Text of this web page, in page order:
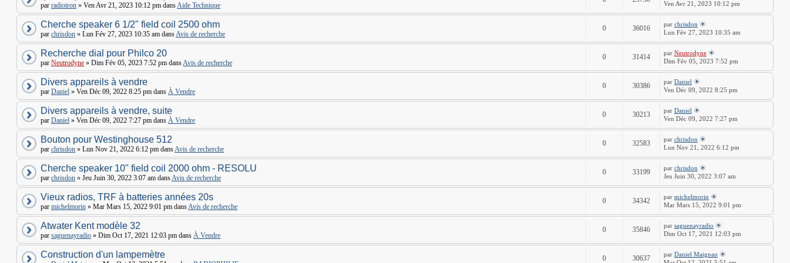
par radiotron » Ven Avr 21, 2023 10:12 pm dansAide Technique
Ven Avr 21, 2023 10:12 pm
Cherche speaker 6 1/2" field coil 2500 ohm
par chrisdon » Lun Fév 27, 2023 10:35 am dansAvis de recherche
0 36016 par chrisdon
Lun Fév 27, 2023 10:35 am
Recherche dial pour Philco 20
par Neutrodyne » Dim Fév 05, 2023 7:52 pm dansAvis de recherche
0 31414 par Neutrodyne
Dim Fév 05, 2023 7:52 pm
Divers appareils à vendre
par Daniel » Ven Déc 09, 2022 8:25 pm dans À Vendre
0 30386 par Daniel
Ven Déc 09, 2022 8:25 pm
Divers appareils à vendre, suite
par Daniel » Ven Déc 09, 2022 7:27 pm dans À Vendre
0 30213 par Daniel
Ven Déc 09, 2022 7:27 pm
Bouton pour Westinghouse 512
par chrisdon » Lun Nov 21, 2022 6:12 pm dansAvis de recherche
0 32583 par chrisdon
Lun Nov 21, 2022 6:12 pm
Cherche speaker 10" field coil 2000 ohm - RESOLU
par chrisdon » Jeu Juin 30, 2022 3:07 am dansAvis de recherche
0 33199 par chrisdon
Jeu Juin 30, 2022 3:07 am
Vieux radios, TRF à batteries années 20s
par michelmorin » Mar Mars 15, 2022 9:01 pm dansAvis de recherche
0 34342 par michelmorin
Mar Mars 15, 2022 9:01 pm
Atwater Kent modèle 32
par saguenayradio » Dim Oct 17, 2021 12:03 pm dans À Vendre
0 35846 par saguenayradio
Dim Oct 17, 2021 12:03 pm
Construction d'un lampemètre 0 30637 par Daniel Maignan